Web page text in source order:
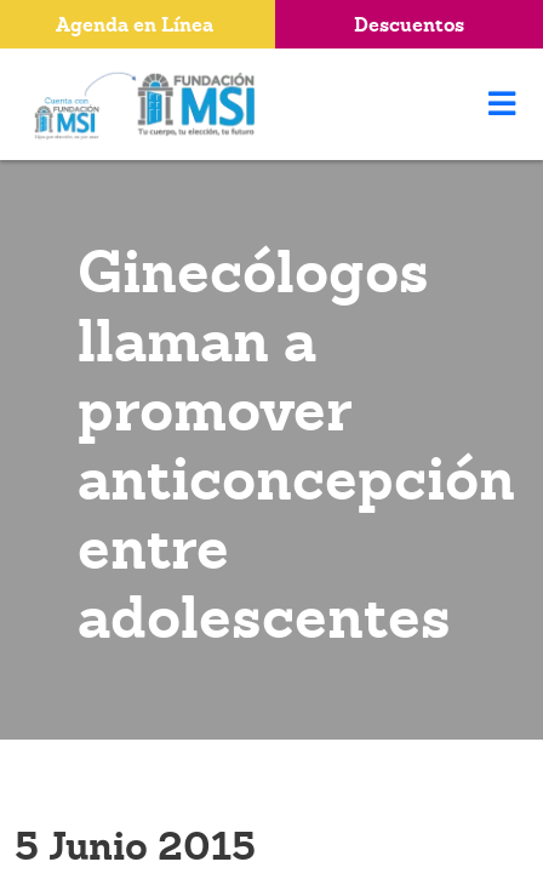
Ginecólogos
llaman a
promover
anticoncepción
entre
adolescentes
5 Junio 2015
Agenda en Línea Descuentos